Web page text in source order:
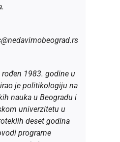
1983. godine u
je politikologiju na
nauka u Beogradu i
univerzitetu u
deset godina
programe